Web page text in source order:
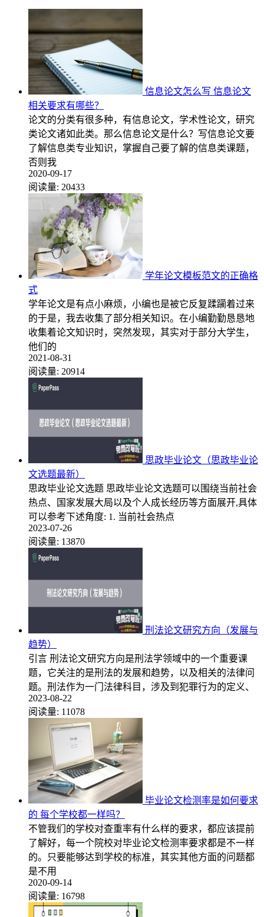
信息论文怎么写 信息论文
相关要求有哪些？
论文的分类有很多种，有信息论文，学术性论文，研究
类论文诸如此类。那么信息论文是什么？写信息论文要
了解信息类专业知识，掌握自己要了解的信息类课题，
否则我
2020-09-17
阅读量: 20433
学年论文模板范文的正确格
式
学年论文是有点小麻烦，小编也是被它反复蹂躏着过来
的于是，我去收集了部分相关知识。在小编勤勤恳恳地
收集着论文知识时，突然发现，其实对于部分大学生，
他们的
2021-08-31
阅读量: 20914
思政毕业论文（思政毕业论
文选题最新）
思政毕业论文选题 思政毕业论文选题可以围绕当前社会
热点、国家发展大局以及个人成长经历等方面展开,具体
可以参考下述角度: 1. 当前社会热点
2023-07-26
阅读量: 13870
刑法论文研究方向（发展与
趋势）
引言 刑法论文研究方向是刑法学领域中的一个重要课
题，它关注的是刑法的发展和趋势，以及相关的法律问
题。刑法作为一门法律科目，涉及到犯罪行为的定义、
2023-08-22
阅读量: 11078
毕业论文检测率是如何要求
的 每个学校都一样吗？
不管我们的学校对查重率有什么样的要求，都应该提前
了解好，每一个院校对毕业论文检测率要求都是不一样
的。只要能够达到学校的标准，其实其他方面的问题都
是不用
2020-09-14
阅读量: 16798